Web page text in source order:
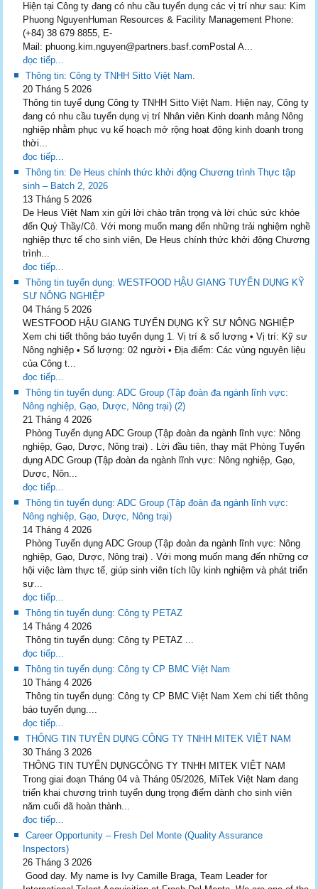
Hiện tại Công ty đang có nhu cầu tuyển dụng các vị trí như sau: Kim
Phuong NguyenHuman Resources & Facility Management Phone:
(+84) 38 679 8855, E-
Mail: phuong.kim.nguyen@partners.basf.comPostal A...
đọc tiếp...
Thông tin: Công ty TNHH Sitto Việt Nam.
20 Tháng 5 2026
Thông tin tuyể dụng Công ty TNHH Sitto Việt Nam. Hiện nay, Công ty
đang có nhu cầu tuyển dụng vị trí Nhân viên Kinh doanh mảng Nông
nghiệp nhằm phục vụ kế hoạch mở rộng hoạt động kinh doanh trong
thời...
đọc tiếp...
Thông tin: De Heus chính thức khởi động Chương trình Thực tập
sinh – Batch 2, 2026
13 Tháng 5 2026
De Heus Việt Nam xin gửi lời chào trân trọng và lời chúc sức khỏe
đến Quý Thầy/Cô. Với mong muốn mang đến những trải nghiệm nghề
nghiệp thực tế cho sinh viên, De Heus chính thức khởi động Chương
trình...
đọc tiếp...
Thông tin tuyển dụng: WESTFOOD HẬU GIANG TUYỂN DỤNG KỸ
SƯ NÔNG NGHIỆP
04 Tháng 5 2026
WESTFOOD HẬU GIANG TUYỂN DỤNG KỸ SƯ NÔNG NGHIỆP
Xem chi tiết thông báo tuyển dụng 1. Vị trí & số lượng • Vị trí: Kỹ sư
Nông nghiệp • Số lượng: 02 người • Địa điểm: Các vùng nguyên liệu
của Công t...
đọc tiếp...
Thông tin tuyển dụng: ADC Group (Tập đoàn đa ngành lĩnh vực:
Nông nghiệp, Gạo, Dược, Nông trại) (2)
21 Tháng 4 2026
Phòng Tuyển dụng ADC Group (Tập đoàn đa ngành lĩnh vực: Nông
nghiệp, Gạo, Dược, Nông trại) . Lời đầu tiên, thay mặt Phòng Tuyển
dụng ADC Group (Tập đoàn đa ngành lĩnh vực: Nông nghiệp, Gạo,
Dược, Nôn...
đọc tiếp...
Thông tin tuyển dụng: ADC Group (Tập đoàn đa ngành lĩnh vực:
Nông nghiệp, Gạo, Dược, Nông trại)
14 Tháng 4 2026
Phòng Tuyển dụng ADC Group (Tập đoàn đa ngành lĩnh vực: Nông
nghiệp, Gạo, Dược, Nông trại) . Với mong muốn mang đến những cơ
hội việc làm thực tế, giúp sinh viên tích lũy kinh nghiệm và phát triển
sự...
đọc tiếp...
Thông tin tuyển dụng: Công ty PETAZ
14 Tháng 4 2026
Thông tin tuyển dụng: Công ty PETAZ ...
đọc tiếp...
Thông tin tuyển dụng: Công ty CP BMC Việt Nam
10 Tháng 4 2026
Thông tin tuyển dụng: Công ty CP BMC Việt Nam Xem chi tiết thông
báo tuyển dụng....
đọc tiếp...
THÔNG TIN TUYỂN DỤNG CÔNG TY TNHH MITEK VIỆT NAM
30 Tháng 3 2026
THÔNG TIN TUYỂN DỤNGCÔNG TY TNHH MITEK VIỆT NAM
Trong giai đoạn Tháng 04 và Tháng 05/2026, MiTek Việt Nam đang
triển khai chương trình tuyển dụng trọng điểm dành cho sinh viên
năm cuối đã hoàn thành...
đọc tiếp...
Career Opportunity – Fresh Del Monte (Quality Assurance
Inspectors)
26 Tháng 3 2026
Good day. My name is Ivy Camille Braga, Team Leader for